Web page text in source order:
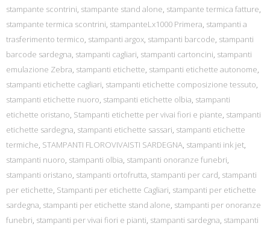
stampante scontrini, stampante stand alone, stampante termica fatture,
stampante termica scontrini, stampanteLx1000 Primera, stampanti a
trasferimento termico, stampanti argox, stampanti barcode, stampanti
barcode sardegna, stampanti cagliari, stampanti cartoncini, stampanti
emulazione Zebra, stampanti etichette, stampanti etichette autonome,
stampanti etichette cagliari, stampanti etichette composizione tessuto,
stampanti etichette nuoro, stampanti etichette olbia, stampanti
etichette oristano, Stampanti etichette per vivai fiori e piante, stampanti
etichette sardegna, stampanti etichette sassari, stampanti etichette
termiche, STAMPANTI FLOROVIVAISTI SARDEGNA, stampanti ink jet,
stampanti nuoro, stampanti olbia, stampanti onoranze funebri,
stampanti oristano, stampanti ortofrutta, stampanti per card, stampanti
per etichette, Stampanti per etichette Cagliari, stampanti per etichette
sardegna, stampanti per etichette stand alone, stampanti per onoranze
funebri, stampanti per vivai fiori e pianti, stampanti sardegna, stampanti